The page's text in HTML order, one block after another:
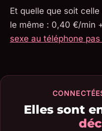
Et quelle que soit
le même : 0,40 €/min
sexe au téléphone
Elles sont